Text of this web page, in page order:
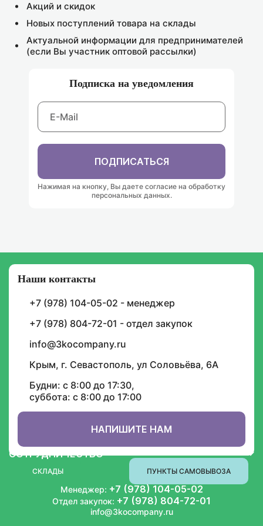
Акций и скидок
Новых поступлений товара на склады
Актуальной информации для предпринимателей
(если Вы участник оптовой рассылки)
Подписка на уведомления
ПОДПИСАТЬСЯ
Нажимая на кнопку, Вы даете согласие на обработку
персональных данных.
Наши контакты
+7 (978) 104-05-02 - менеджер
+7 (978) 804-72-01 - отдел закупок
info@3kocompany.ru
Крым, г. Севастополь, ул Соловьёва, 6А
Будни: с 8:00 до 17:30,
суббота: с 8:00 до 17:00
НАПИШИТЕ НАМ
СКЛАДЫ ПУНКТЫ САМОВЫВОЗА
Подписка на уведомления
И будьте в курсе графика доставок, скидок,
акций и спецпредложений
СОТРУДНИЧЕСТВО
Менеджер: +7 (978) 104-05-02
Отдел закупок: +7 (978) 804-72-01
info@3kocompany.ru